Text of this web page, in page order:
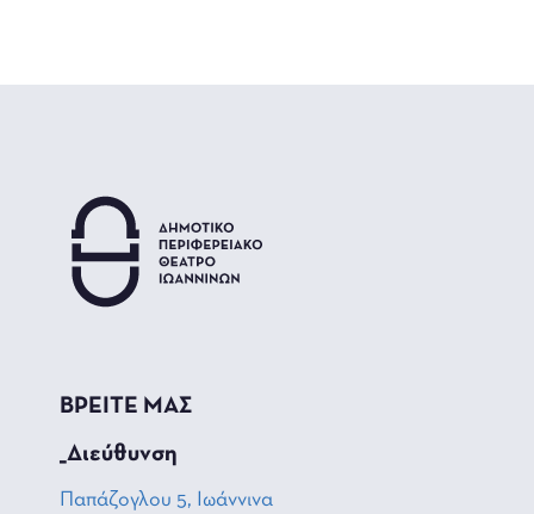
ΒΡΕΙΤΕ ΜΑΣ
_Διεύθυνση
Παπάζογλου 5, Ιωάννινα